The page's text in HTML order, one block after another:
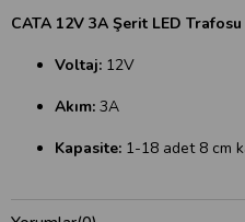
CATA 12V 3A Şerit LED
Voltaj: 12V
Akım: 3A
Kapasite: 1-18 adet 8 cm